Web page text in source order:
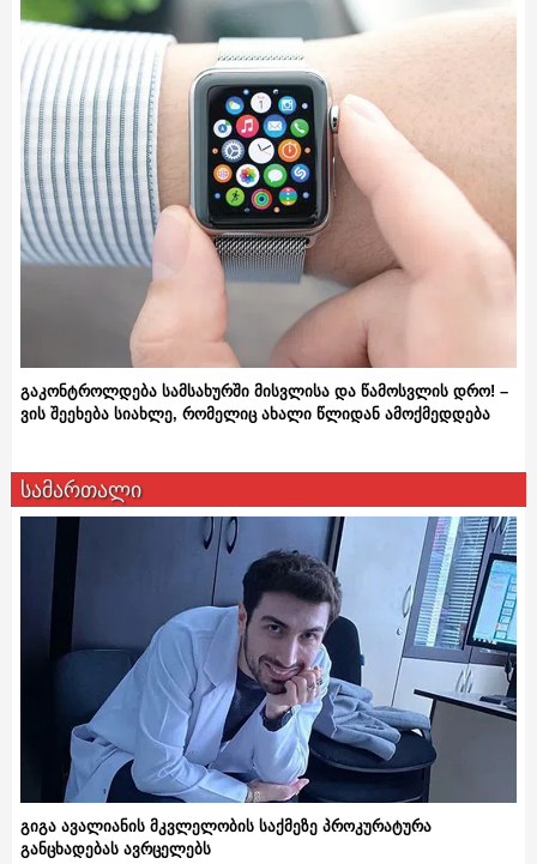
გაკონტროლდება სამსახურში მისვლისა და წამოსვლის დრო! –
ვის შეეხება სიახლე, რომელიც ახალი წლიდან ამოქმედდება
სამართალი
გიგა ავალიანის მკვლელობის საქმეზე პროკურატურა
განცხადებას ავრცელებს